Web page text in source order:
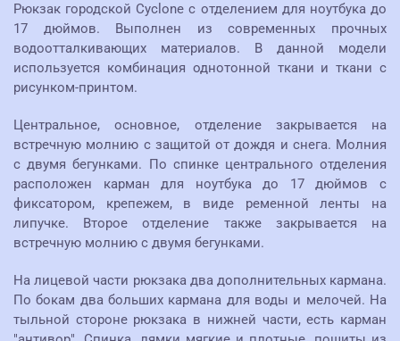
Рюкзак городской Cyclone с отделением для ноутбука до
17 дюймов. Выполнен из современных прочных
водоотталкивающих материалов. В данной модели
используется комбинация однотонной ткани и ткани с
рисунком-принтом.
Центральное, основное, отделение закрывается на
встречную молнию с защитой от дождя и снега. Молния
с двумя бегунками. По спинке центрального отделения
расположен карман для ноутбука до 17 дюймов с
фиксатором, крепежем, в виде ременной ленты на
липучке. Второе отделение также закрывается на
встречную молнию с двумя бегунками.
На лицевой части рюкзака два дополнительных кармана.
По бокам два больших кармана для воды и мелочей. На
тыльной стороне рюкзака в нижней части, есть карман